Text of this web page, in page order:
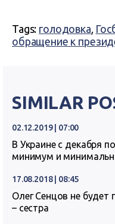
Tags: голодовка,
обращение к
SIMILAR
02.12.2019 | 07:00
В Украине с декабря
минимум и
17.08.2018 | 08:45
Олег Сенцов не будет
– сестра